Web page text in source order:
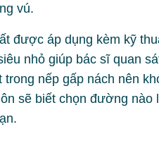
vú.
được áp dụng kèm kỹ
nhỏ giúp bác sĩ quan
nếp gấp nách nên
sẽ biết chọn đường nào